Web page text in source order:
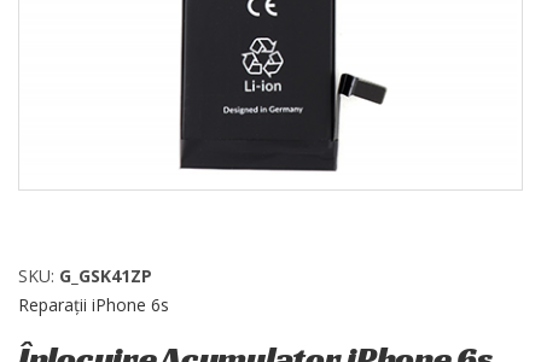
SKU: G_GSK41ZP
Reparații iPhone 6s